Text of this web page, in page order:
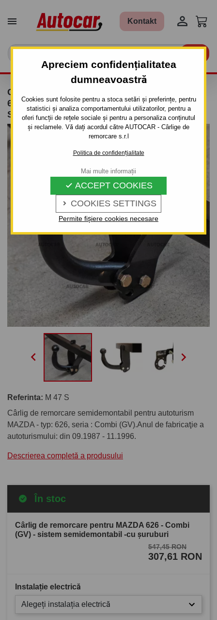
Apreciem confidențialitatea
dumneavoastră
Cookies sunt folosite pentru a stoca setări și preferințe, pentru
statistici și analiza comportamentului utilizatorilor, pentru a
oferi funcții de rețele sociale și pentru a personaliza conținutul
și reclamele. Vă dați acordul către AUTOCAR - Cârlige de
remorcare s.r.l
Politica de confidențialitate
 COOKIES SETTINGS
 ACCEPT COOKIES
Permite fișiere cookies necesare
Mai multe informații
 Kontakt 
CÂRLIG DE REMORCARE PENTRU MAZDA
626 - COMBI (GV) - SISTEM
SEMIDEMONTABIL -CU ŞURUBURI
 
Referinta: M 47 S
Cârlig de remorcare semidemontabil pentru autoturism
MAZDA - typ: 626, seria : Combi (GV).Anul de fabricaţie a
autoturismului: din 09.1987 - 11.1996.
Descrierea completă a produsului
În stoc
Cârlig de remorcare pentru MAZDA 626 - Combi
(GV) - sistem semidemontabil -cu şuruburi
547,45 RON
307,61 RON
Instalație electrică
Alegeți instalația electrică